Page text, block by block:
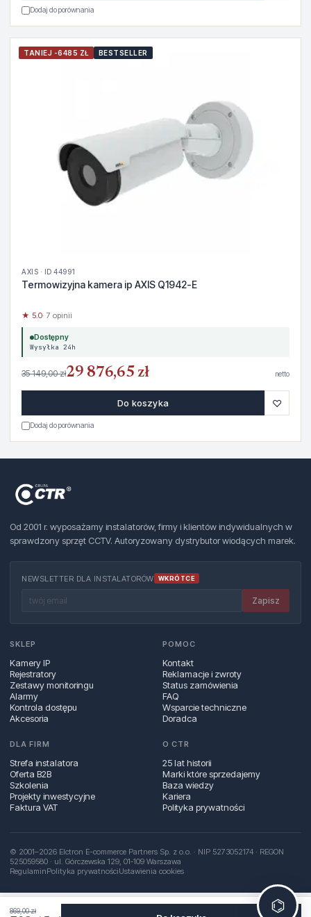
869,00 zł
Dodaj do porównania
TANIEJ -6485 ZŁ BESTSELLER
AXIS · ID 44991
Termowizyjna kamera ip AXIS Q1942-E
★ 5.0· 7 opinii
Dostępny
Wysyłka 24h
35 149,00 zł29 876,65 zł netto
Do koszyka ♡
Dodaj do porównania
Od 2001 r. wyposażamy instalatorów, firmy i klientów indywidualnych w
sprawdzony sprzęt CCTV. Autoryzowany dystrybutor wiodących marek.
NEWSLETTER DLA INSTALATORÓW WKRÓTCE
Zapisz
SKLEP
Kamery IP
Rejestratory
Zestawy monitoringu
Alarmy
Kontrola dostępu
Akcesoria
POMOC
Kontakt
Reklamacje i zwroty
Status zamówienia
FAQ
Wsparcie techniczne
Doradca
DLA FIRM
Strefa instalatora
Oferta B2B
Szkolenia
Projekty inwestycyjne
Faktura VAT
O CTR
25 lat historii
Marki które sprzedajemy
Baza wiedzy
Kariera
Polityka prywatności
© 2001–2026 Elctron E-commerce Partners Sp. z o.o. · NIP 5273052174 · REGON
525059580 · ul. Górczewska 129, 01‑109 Warszawa
RegulaminPolityka prywatnościUstawienia cookies
⌬